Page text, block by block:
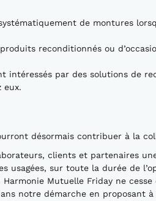
de montures
reconditionnés ou
intéressés par des solutions de
eux.
désormais contribuer à la
clients et partenaires
usagées, sur toute la durée de
Mutuelle Friday ne
notre démarche en proposant